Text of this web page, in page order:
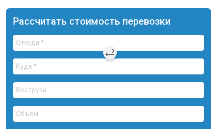
Рассчитать стоимость перевозки